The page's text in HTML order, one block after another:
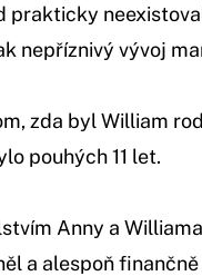
prakticky
nepříznivý vývoj
zda byl William
pouhých 11 let.
Anny a
a alespoň